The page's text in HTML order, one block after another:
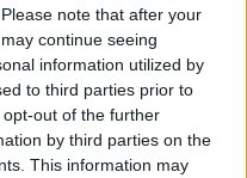
note that after your
continue seeing
information utilized by
to third parties prior to
out of the further
by third parties on the
This information may